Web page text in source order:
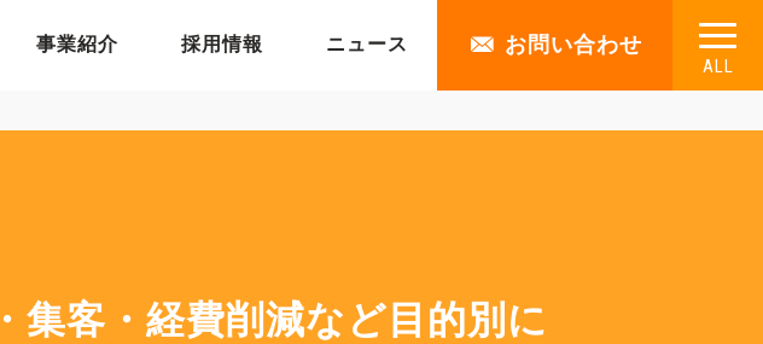
ALL
お問い合わせ
事業紹介 採用情報 ニュース
集客・経費削減など目的別に